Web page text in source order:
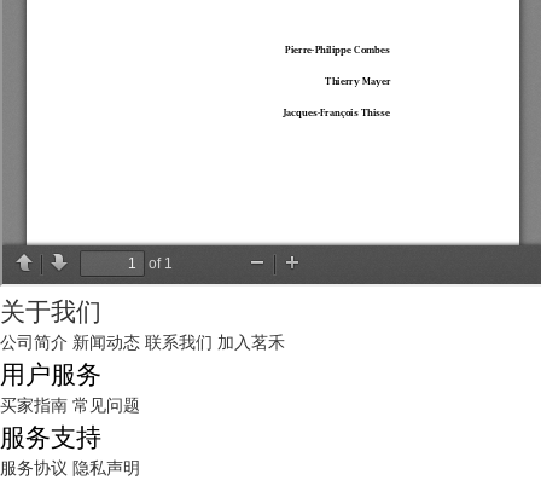
关于我们
公司简介 新闻动态 联系我们 加入茗禾
用户服务
买家指南 常见问题
服务支持
服务协议 隐私声明